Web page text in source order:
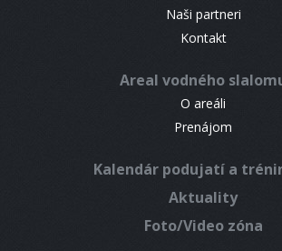
Naši partneri
Kontakt
Areal vodného
O areáli
Prenájom
Kalendár podujatí a
Aktuality
Foto/Video zóna